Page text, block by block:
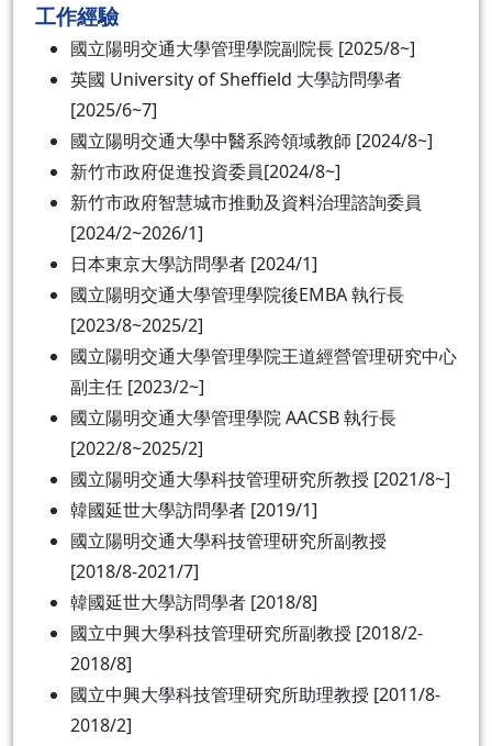
工作經驗
國立陽明交通大學管理學院副院長 [2025/8~]
英國 University of Sheffield 大學訪問學者
[2025/6~7]
國立陽明交通大學中醫系跨領域教師 [2024/8~]
新竹市政府促進投資委員[2024/8~]
新竹市政府智慧城市推動及資料治理諮詢委員
[2024/2~2026/1]
日本東京大學訪問學者 [2024/1]
國立陽明交通大學管理學院後EMBA 執行長
[2023/8~2025/2]
國立陽明交通大學管理學院王道經營管理研究中心
副主任 [2023/2~]
國立陽明交通大學管理學院 AACSB 執行長
[2022/8~2025/2]
國立陽明交通大學科技管理研究所教授 [2021/8~]
韓國延世大學訪問學者 [2019/1]
國立陽明交通大學科技管理研究所副教授
[2018/8-2021/7]
韓國延世大學訪問學者 [2018/8]
國立中興大學科技管理研究所副教授 [2018/2-
2018/8]
國立中興大學科技管理研究所助理教授 [2011/8-
2018/2]